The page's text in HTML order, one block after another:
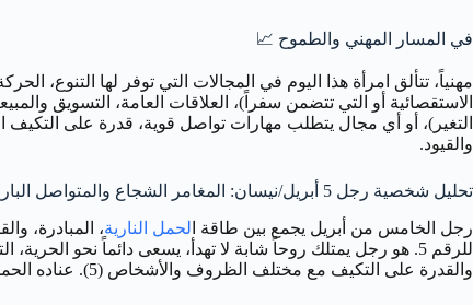
في المسار المهني والطموح 📈
الاستقصائية أو التي تتضمن سفراً)، العلاقات العامة، التسويق
التغير)، أو أي مجال يتطلب مهارات تواصل قوية، قدرة على التكيف
والقيود.
تحليل شخصية رجل 5 أبريل/نيسان: المغامر الشجاع والمتواصل البارع
رجل الخامس من أبريل يجمع بين طاقة ا لحمل النارية، المبادرة،
للرقم 5. هو رجل يمتلك روحاً شابة لا تهدأ، يسعى دائماً نحو
والقدرة على التكيف مع مختلف الظروف والأشخاص (5). عناده الحملي قد يظهر في رفضه الشديد لأي شكل من أشكال السيطرة، التقييد، أو الروتين الممل، وإصراره على عيش الحياة وفقاً لشروطه الخاصة.